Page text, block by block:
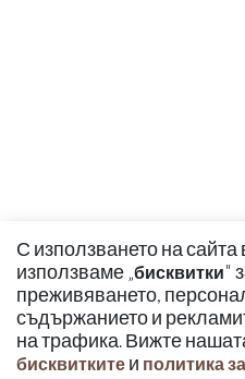
С използването на
използваме „бисквитки"
преживяването,
съдържанието и
на трафика. Вижте
бисквитките и политика